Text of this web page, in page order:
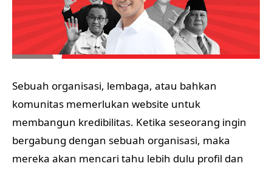
Sebuah organisasi, lembaga, atau bahkan
komunitas memerlukan website untuk
membangun kredibilitas. Ketika seseorang ingin
bergabung dengan sebuah organisasi, maka
mereka akan mencari tahu lebih dulu profil dan